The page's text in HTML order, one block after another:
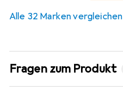
Alle 32 Marken vergleichen
Fragen zum Produkt